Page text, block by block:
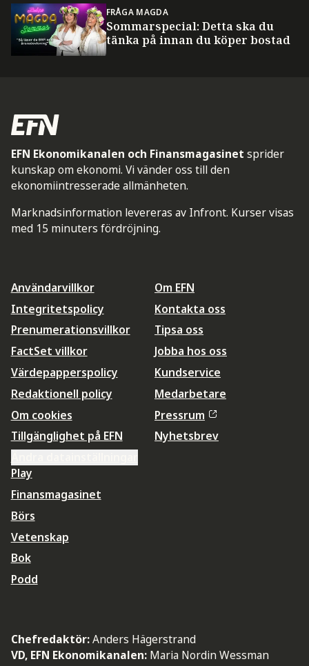
FRÅGA MAGDA
Sommarspecial: Detta ska du
tänka på innan du köper bostad
EFN Ekonomikanalen och Finansmagasinet sprider
kunskap om ekonomi. Vi vänder oss till den
ekonomiintresserade allmänheten.
Marknadsinformation levereras av Infront. Kurser visas
med 15 minuters fördröjning.
Användarvillkor
Integritetspolicy
Prenumerationsvillkor
FactSet villkor
Värdepapperspolicy
Redaktionell policy
Om cookies
Tillgänglighet på EFN
Om EFN
Kontakta oss
Tipsa oss
Jobba hos oss
Kundservice
Medarbetare
Pressrum
Nyhetsbrev
Play
Finansmagasinet
Börs
Vetenskap
Bok
Podd
Chefredaktör:Anders Hägerstrand
VD, EFN Ekonomikanalen: Maria Nordin Wessman